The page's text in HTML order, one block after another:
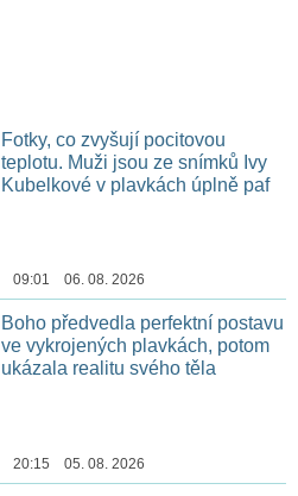
Fotky, co zvyšují pocitovou
teplotu. Muži jsou ze snímků Ivy
Kubelkové v plavkách úplně paf
09:01 06. 08. 2026
Boho předvedla perfektní postavu
ve vykrojených plavkách, potom
ukázala realitu svého těla
20:15 05. 08. 2026